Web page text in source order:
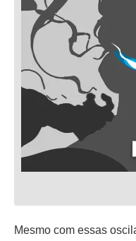
Mesmo com essas